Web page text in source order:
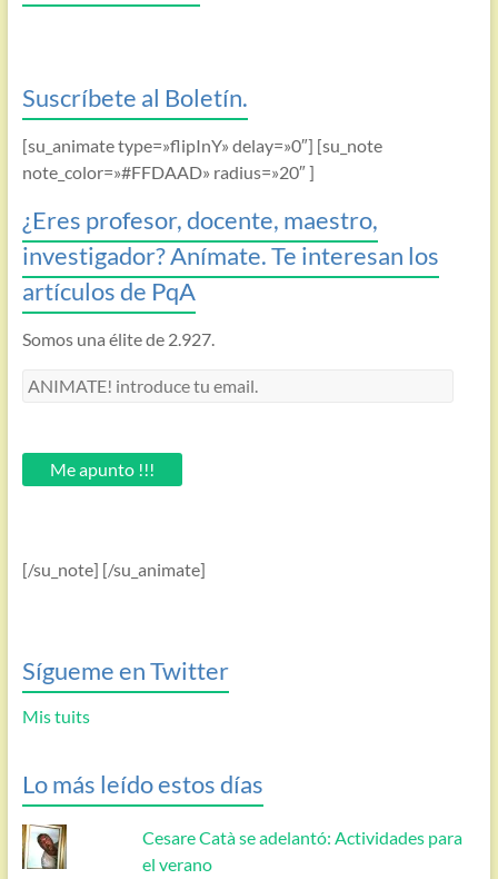
Suscríbete al Boletín.
[su_animate type=»flipInY» delay=»0″] [su_note
note_color=»#FFDAAD» radius=»20″ ]
¿Eres profesor, docente, maestro,
investigador? Anímate. Te interesan los
artículos de PqA
Somos una élite de 2.927.
ANIMATE!
email.Me apunto !!!
[/su_note] [/su_animate]
Sígueme en Twitter
Mis tuits
Lo más leído estos días
Cesare Catà se adelantó: Actividades para
el verano